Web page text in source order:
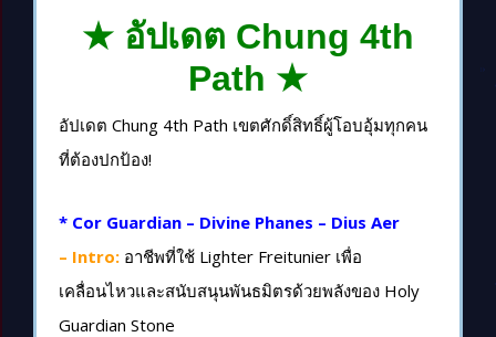
★ อัปเดต Chung 4th
Path ★
อัปเดต Chung 4th Path เขตศักดิ์สิทธิ์ผู้โอบอุ้มทุกคน
ที่ต้องปกป้อง!
* Cor Guardian – Divine Phanes – Dius Aer
– Intro: อาชีพที่ใช้ Lighter Freitunier เพื่อ
เคลื่อนไหวและสนับสนุนพันธมิตรด้วยพลังของ Holy
Guardian Stone